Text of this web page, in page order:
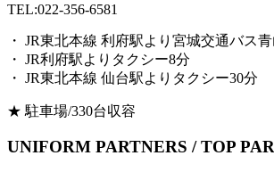
TEL:022-356-6581
・ JR東北本線 利府駅より宮城交通バス
・ JR利府駅よりタクシー8分
・ JR東北本線 仙台駅よりタクシー30分
★ 駐車場/330台収容
UNIFORM PARTNERS / TOP